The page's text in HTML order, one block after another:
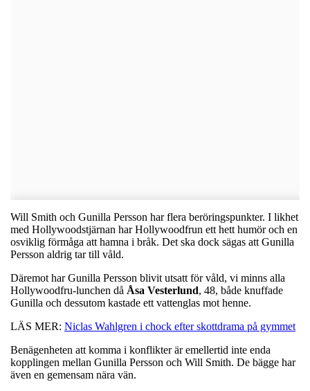
Will Smith och Gunilla Persson har flera beröringspunkter. I likhet
med Hollywoodstjärnan har Hollywoodfrun ett hett humör och en
osviklig förmåga att hamna i bråk. Det ska dock sägas att Gunilla
Persson aldrig tar till våld.
Däremot har Gunilla Persson blivit utsatt för våld, vi minns alla
Hollywoodfru-lunchen då Åsa Vesterlund, 48, både knuffade
Gunilla och dessutom kastade ett vattenglas mot henne.
LÄS MER: Niclas Wahlgren i chock efter skottdrama på gymmet
Benägenheten att komma i konflikter är emellertid inte enda
kopplingen mellan Gunilla Persson och Will Smith. De bägge har
även en gemensam nära vän.